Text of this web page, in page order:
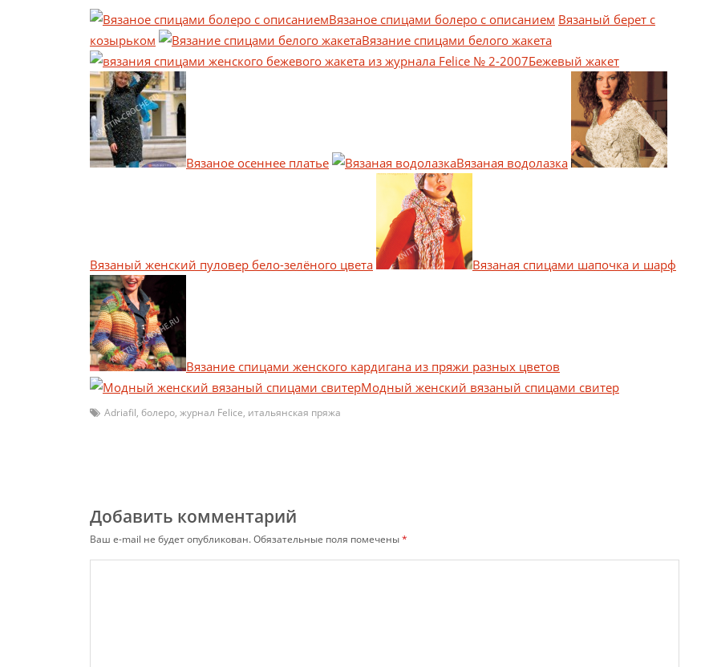
Вязаное спицами болеро с описанием Вязаный берет с
козырьком
Вязание спицами белого жакета
Бежевый жакет
Вязаное осеннее платье Вязаная водолазка
Вязаный женский пуловер бело-зелёного цвета Вязаная спицами шапочка и шарф
Вязание спицами женского кардигана из пряжи разных цветов
Модный женский вязаный спицами свитер
Adriafil, болеро, журнал Felice, итальянская пряжа
Добавить комментарий
Ваш e-mail не будет опубликован.Обязательные поля помечены*